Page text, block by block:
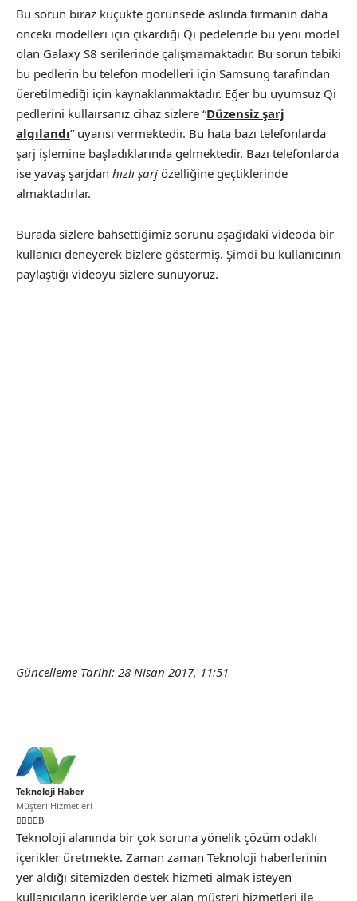
Bu sorun biraz küçükte görünsede aslında firmanın daha
önceki modelleri için çıkardığı Qi pedeleride bu yeni model
olan Galaxy S8 serilerinde çalışmamaktadır. Bu sorun tabiki
bu pedlerin bu telefon modelleri için Samsung tarafından
üeretilmediği için kaynaklanmaktadır. Eğer bu uyumsuz Qi
pedlerini kullaırsanız cihaz sizlere “Düzensiz şarj
algılandı” uyarısı vermektedir. Bu hata bazı telefonlarda
şarj işlemine başladıklarında gelmektedir. Bazı telefonlarda
ise yavaş şarjdan hızlı şarj özelliğine geçtiklerinde
almaktadırlar.
Burada sizlere bahsettiğimiz sorunu aşağıdaki videoda bir
kullanıcı deneyerek bizlere göstermiş. Şimdi bu kullanıcının
paylaştığı videoyu sizlere sunuyoruz.
Güncelleme Tarihi: 28 Nisan 2017, 11:51
Teknoloji Haber
Müşteri Hizmetleri
Teknoloji alanında bir çok soruna yönelik çözüm odaklı
içerikler üretmekte. Zaman zaman Teknoloji haberlerinin
yer aldığı sitemizden destek hizmeti almak isteyen
kullanıcıların içeriklerde yer alan müşteri hizmetleri ile